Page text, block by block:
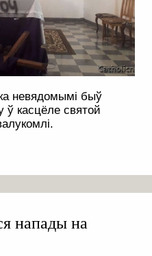
невядомымі быў
ў касцёле святой
напады на